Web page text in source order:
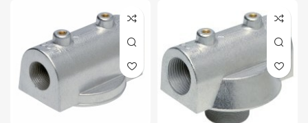
СТЕПЕНЬ ФИЛЬТРАЦИИ
микрон
ПРОПУСКНАЯ СПОСОБНОСТЬ
100
л/
мин